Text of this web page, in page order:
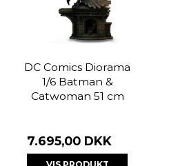
DC Comics Diorama
1/6 Batman &
Catwoman 51 cm
7.695,00 DKK